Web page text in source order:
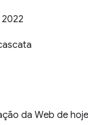
da Web de